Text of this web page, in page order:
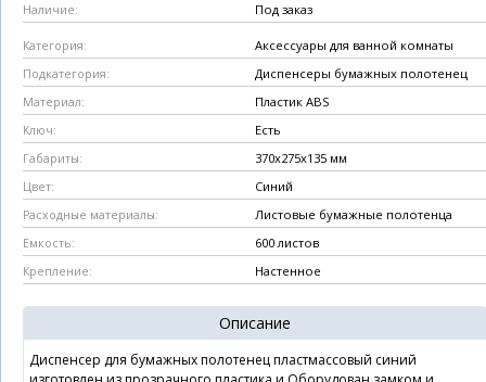
Наличие: Под заказ
Категория: Аксессуары для ванной комнаты
Подкатегория: Диспенсеры бумажных полотенец
Материал: Пластик ABS
Ключ: Есть
Габариты: 370х275х135 мм
Цвет: Синий
Расходные материалы: Листовые бумажные полотенца
Емкость: 600 листов
Крепление: Настенное
Описание
Диспенсер для бумажных полотенец пластмассовый синий